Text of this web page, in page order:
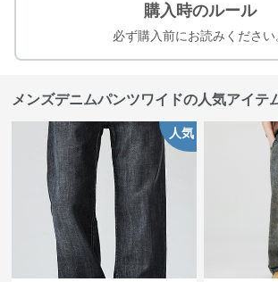
購入時のルール
必ず購入前にお読みください
メンズデニムパンツワイドの人気アイテ
人気